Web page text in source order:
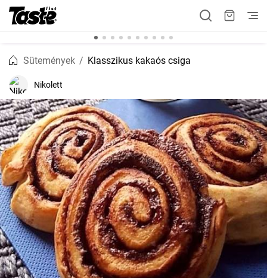
Sütemények Klasszikus kakaós csiga
Nikolett